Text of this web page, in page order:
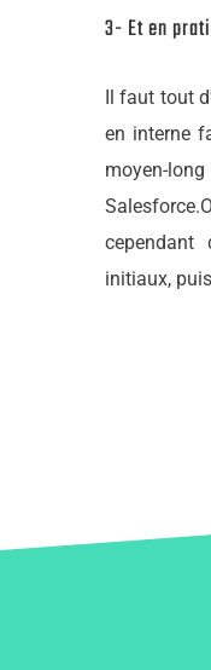
3- Et en
Il faut tout
en interne
moyen-
cependant
initiaux,